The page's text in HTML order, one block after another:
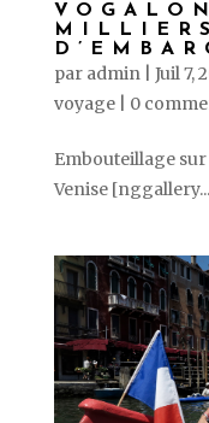
MILLIERS
par admin| Juil 7,
voyage| 0
Embouteillage
Venise [nggallery...